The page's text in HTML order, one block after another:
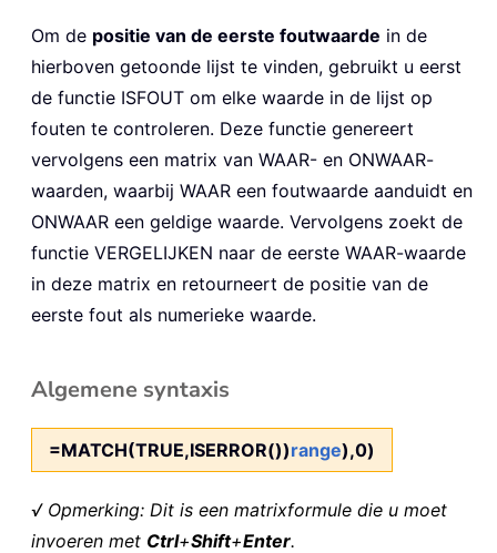
Om de positie van de eerste foutwaarde in de
hierboven getoonde lijst te vinden, gebruikt u eerst
de functie ISFOUT om elke waarde in de lijst op
fouten te controleren. Deze functie genereert
vervolgens een matrix van WAAR- en ONWAAR-
waarden, waarbij WAAR een foutwaarde aanduidt en
ONWAAR een geldige waarde. Vervolgens zoekt de
functie VERGELIJKEN naar de eerste WAAR-waarde
in deze matrix en retourneert de positie van de
eerste fout als numerieke waarde.
Algemene syntaxis
=MATCH(TRUE,ISERROR())range),0)
√ Opmerking: Dit is een matrixformule die u moet
invoeren met Ctrl+Shift+Enter.